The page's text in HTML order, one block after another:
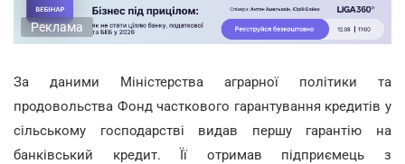
Реклама
За даними Міністерства аграрної політики та
продовольства Фонд часткового гарантування кредитів у
сільському господарстві видав першу гарантію на
банківський кредит. Її отримав підприємець з